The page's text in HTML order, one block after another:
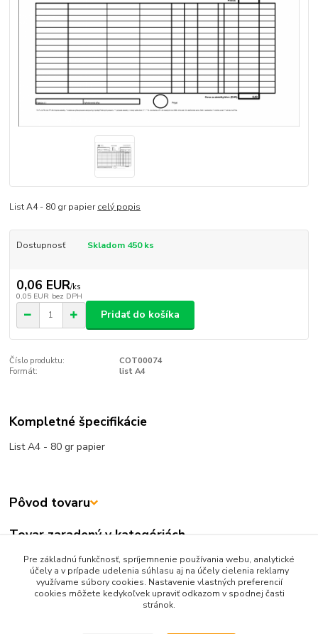
List A4 - 80 gr papiercelý popis
Dostupnosť Skladom 450 ks
0,06 EUR/ks
0,05 EUR bez DPH
Pridať do košíka
Číslo produktu:
COT00074
Formát:
list A4
Kompletné špecifikácie
List A4 - 80 gr papier
Pôvod tovaru
Tovar zaradený v kategóriách
TLAČIVÁ
Poštové
Pre základnú funkčnosť, spríjemnenie používania webu, analytické
účely a v prípade udelenia súhlasu aj na účely cielenia reklamy
využívame súbory cookies. Nastavenie vlastných preferencií
cookies môžete kedykoľvek upraviť odkazom v spodnej časti
stránok.